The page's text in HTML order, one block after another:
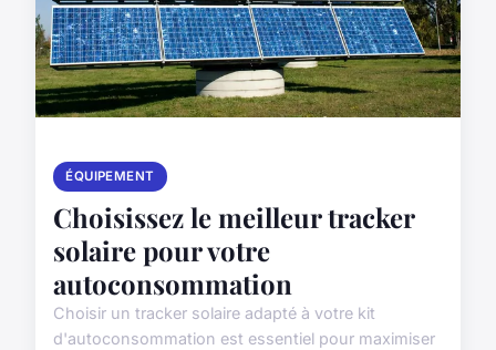
ÉQUIPEMENT
Choisissez le meilleur tracker
solaire pour votre
autoconsommation
Choisir un tracker solaire adapté à votre kit
d'autoconsommation est essentiel pour maximiser